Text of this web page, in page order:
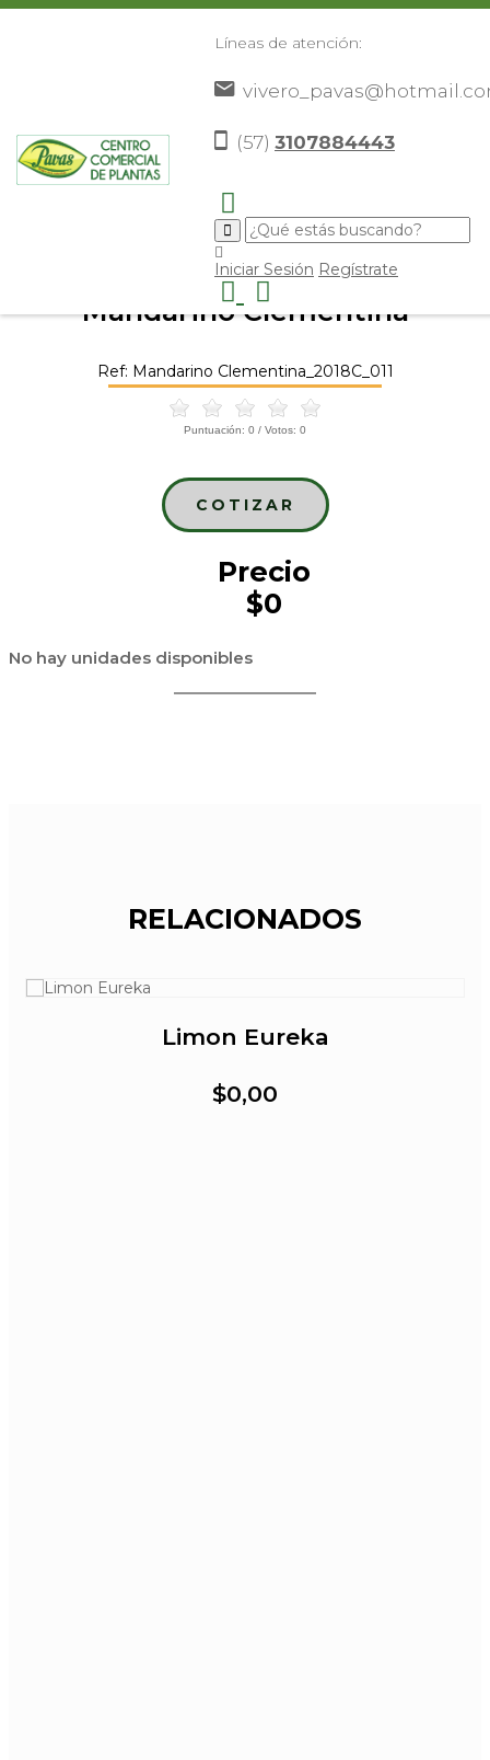
Líneas de atención:
(57) 3107884443
Iniciar Sesión Regístrate
Frutales >Cítricos>Mandarino
Mandarino Clementina
Ref: Mandarino Clementina_2018C_011
Puntuación: 0 / Votos: 0
COTIZAR
Precio
$0
No hay unidades disponibles
RELACIONADOS
Limon Eureka
$0,00